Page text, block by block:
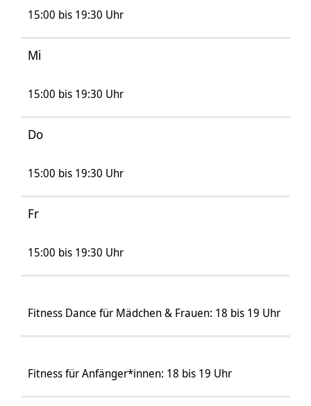
15:00 bis 19:30 Uhr
Mi
15:00 bis 19:30 Uhr
Do
15:00 bis 19:30 Uhr
Fr
15:00 bis 19:30 Uhr
Fitness Dance für Mädchen & Frauen: 18 bis 19 Uhr
Fitness für Anfänger*innen: 18 bis 19 Uhr